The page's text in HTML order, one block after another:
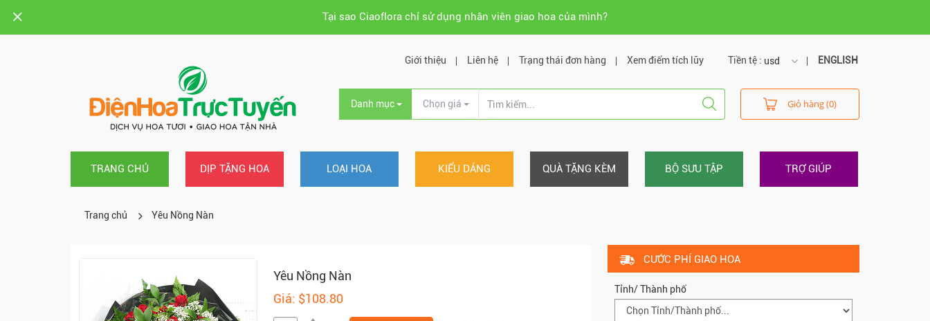
Tại sao Ciaoflora chỉ sử dụng nhân viên giao hoa của mình?
Tiền tệ : usd
usd
vnd
ENGLISH
Giới thiệu Liên hệ Trạng thái đơn hàng Xem điểm tích lũy
Danh mục Chọn giá Giỏ hàng (0)
TRANG CHỦ DỊP TẶNG HOA LOẠI HOA KIỂU DÁNG QUÀ TẶNG KÈM BỘ SƯU TẬP TRỢ GIÚP
Trang chủ Yêu Nồng Nàn
Yêu Nồng Nàn
Giá: $108.80
CƯỚC PHÍ GIAO HOA
Tỉnh/ Thành phố